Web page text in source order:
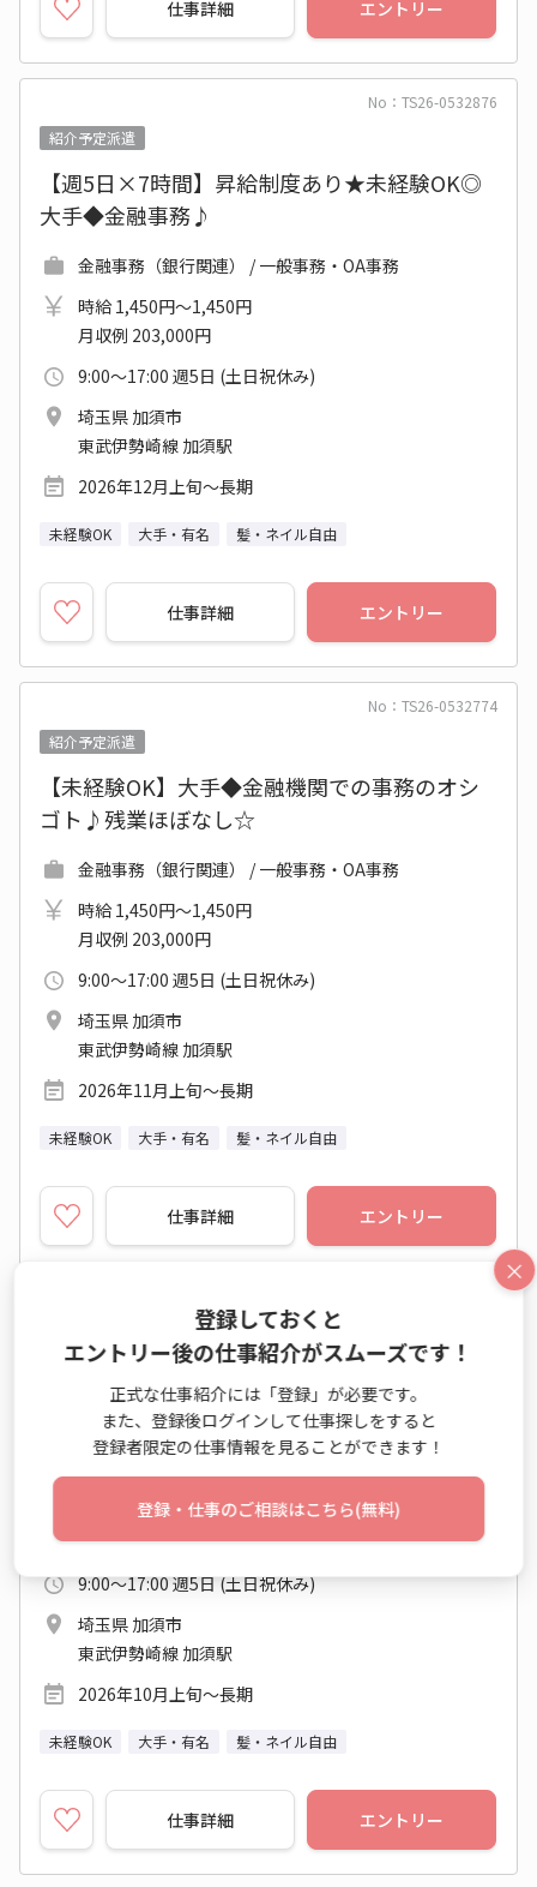
仕事詳細 エントリー
No：TS26-0532876
紹介予定派遣
【週5日×7時間】昇給制度あり★未経験OK◎
大手◆金融事務♪
金融事務（銀行関連） / 一般事務・OA事務
時給 1,450円～1,450円
月収例 203,000円
9:00～17:00 週5日 (土日祝休み)
埼玉県 加須市
東武伊勢崎線 加須駅
2026年12月上旬～長期
未経験OK 大手・有名 髪・ネイル自由
仕事詳細 エントリー
No：TS26-0532774
紹介予定派遣
【未経験OK】大手◆金融機関での事務のオシ
ゴト♪残業ほぼなし☆
金融事務（銀行関連） / 一般事務・OA事務
時給 1,450円～1,450円
月収例 203,000円
9:00～17:00 週5日 (土日祝休み)
埼玉県 加須市
東武伊勢崎線 加須駅
2026年11月上旬～長期
未経験OK 大手・有名 髪・ネイル自由
仕事詳細 エントリー
紹介予定派遣
【加須市☆銀行】紹介予定派遣★金融事務のオ
シゴト！
金融事務（銀行関連） / 一般事務・OA事務
時給 1,450円～1,450円
月収例 203,000円
9:00～17:00 週5日 (土日祝休み)
埼玉県 加須市
東武伊勢崎線 加須駅
2026年10月上旬～長期
未経験OK 大手・有名 髪・ネイル自由
仕事詳細 エントリー
×
登録しておくと
エントリー後の仕事紹介がスムーズです！
正式な仕事紹介には「登録」が必要です。
また、登録後ログインして仕事探しをすると
登録者限定の仕事情報を見ることができます！
登録・仕事のご相談はこちら(無料)